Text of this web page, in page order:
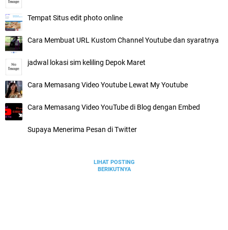
Tempat Situs edit photo online
Cara Membuat URL Kustom Channel Youtube dan syaratnya
jadwal lokasi sim keliling Depok Maret
Cara Memasang Video Youtube Lewat My Youtube
Cara Memasang Video YouTube di Blog dengan Embed
Supaya Menerima Pesan di Twitter
LIHAT POSTING
BERIKUTNYA